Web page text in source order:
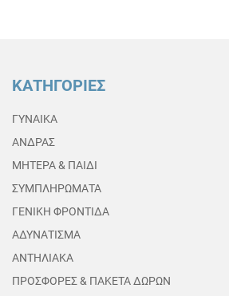
ΚΑΤΗΓΟΡΙΕΣ
ΓΥΝΑΙΚΑ
ΑΝΔΡΑΣ
ΜΗΤΕΡΑ & ΠΑΙΔΙ
ΣΥΜΠΛΗΡΩΜΑΤΑ
ΓΕΝΙΚΗ ΦΡΟΝΤΙΔΑ
ΑΔΥΝΑΤΙΣΜΑ
ΑΝΤΗΛΙΑΚΑ
ΠΡΟΣΦΟΡΕΣ & ΠΑΚΕΤΑ ΔΩΡΩΝ